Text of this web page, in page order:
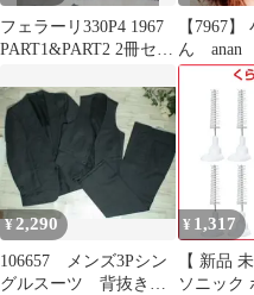
フェラーリ330P4 1967
PART1&PART2 2冊セッ
【7967】
ん anan
り抜き
¥2,290
106657 メンズ3Pシン
グルスーツ 背抜き
¥ 1,317
【 新品 未
ソニック